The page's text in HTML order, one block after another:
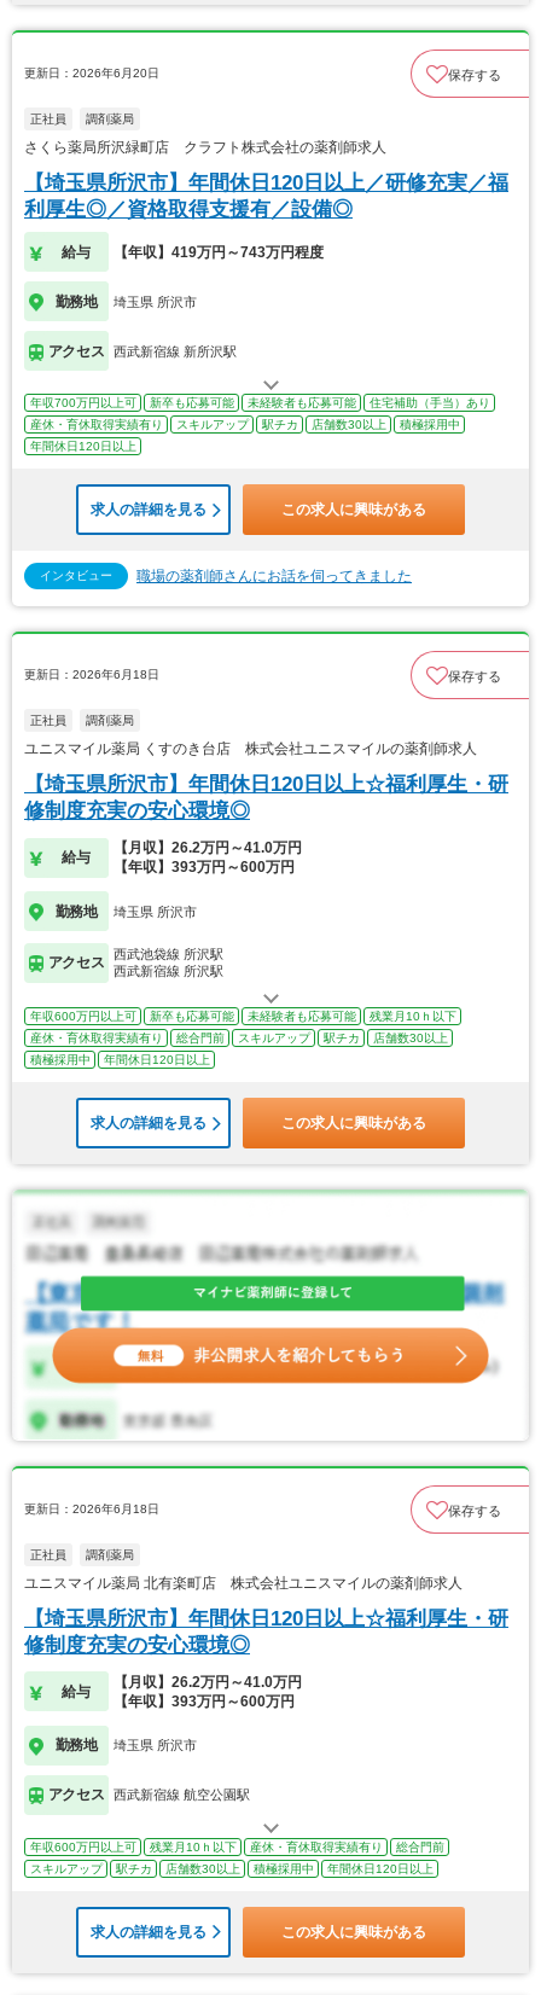
更新日：2026年6月20日 保存する
正社員 調剤薬局
さくら薬局所沢緑町店 クラフト株式会社の薬剤師求人
【埼玉県所沢市】年間休日120日以上／研修充実／福
利厚生◎／資格取得支援有／設備◎
給与 【年収】419万円～743万円程度
勤務地 埼玉県 所沢市
アクセス 西武新宿線 新所沢駅
年収700万円以上可 新卒も応募可能 未経験者も応募可能
住宅補助（手当）あり
産休・育休取得実績有り
スキルアップ 駅チカ 店舗数30以上
積極採用中
年間休日120日以上
求人の詳細を見る この求人に興味がある
インタビュー 職場の薬剤師さんにお話を伺ってきました
更新日：2026年6月18日 保存する
正社員 調剤薬局
ユニスマイル薬局 くすのき台店 株式会社ユニスマイルの薬剤師求人
【埼玉県所沢市】年間休日120日以上☆福利厚生・研
修制度充実の安心環境◎
給与
【月収】26.2万円～41.0万円
【年収】393万円～600万円
勤務地 埼玉県 所沢市
アクセス
西武池袋線 所沢駅
西武新宿線 所沢駅
年収600万円以上可 新卒も応募可能 未経験者も応募可能
残業月10ｈ以下
産休・育休取得実績有り
総合門前 スキルアップ 駅チカ
店舗数30以上
積極採用中
年間休日120日以上
求人の詳細を見る この求人に興味がある
更新日：2026年6月18日 保存する
正社員 調剤薬局
ユニスマイル薬局 北有楽町店 株式会社ユニスマイルの薬剤師求人
【埼玉県所沢市】年間休日120日以上☆福利厚生・研
修制度充実の安心環境◎
給与
【月収】26.2万円～41.0万円
【年収】393万円～600万円
勤務地 埼玉県 所沢市
アクセス 西武新宿線 航空公園駅
年収600万円以上可 残業月10ｈ以下 産休・育休取得実績有り
総合門前
スキルアップ
駅チカ 店舗数30以上 積極採用中 年間休日120日以上
求人の詳細を見る この求人に興味がある